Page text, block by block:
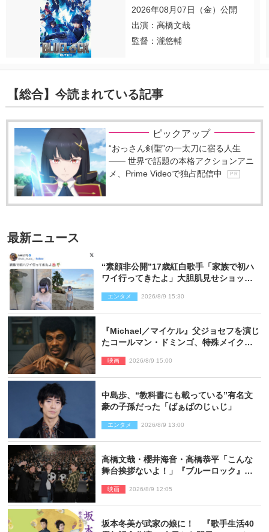
2026年08月07日（金）公開
出演：高橋文哉
監督：瀧悠輔
【総合】今読まれている記事
ピックアップ
“おっさん剣聖”の一太刀に宿る人生
―― 世界で話題の本格アクションアニ
メ、Prime Videoで独占配信中
P R
最新ニュース
“素顔非公開”17歳紅白歌手「家族で初ハ
ワイ行ってきたよ」大胆肌見せショット
エンタメ 2026/8/9 15:30
『Michael／マイケル』父ジョセフを演じ
たコールマン・ドミンゴ、特殊メイクに2
映画 2026/8/9 15:00
中島歩、“教科書にも載っている”有名文
豪の子孫だった「ばぁばのじぃじ」
エンタメ 2026/8/9 13:00
高橋文哉・櫻井海音・高橋恭平「こんな
舞台挨拶ないよ！」『ブルーロック』自
映画 2026/8/9 12:05
坂本冬美が武家の娘に！ 『歌手生活40